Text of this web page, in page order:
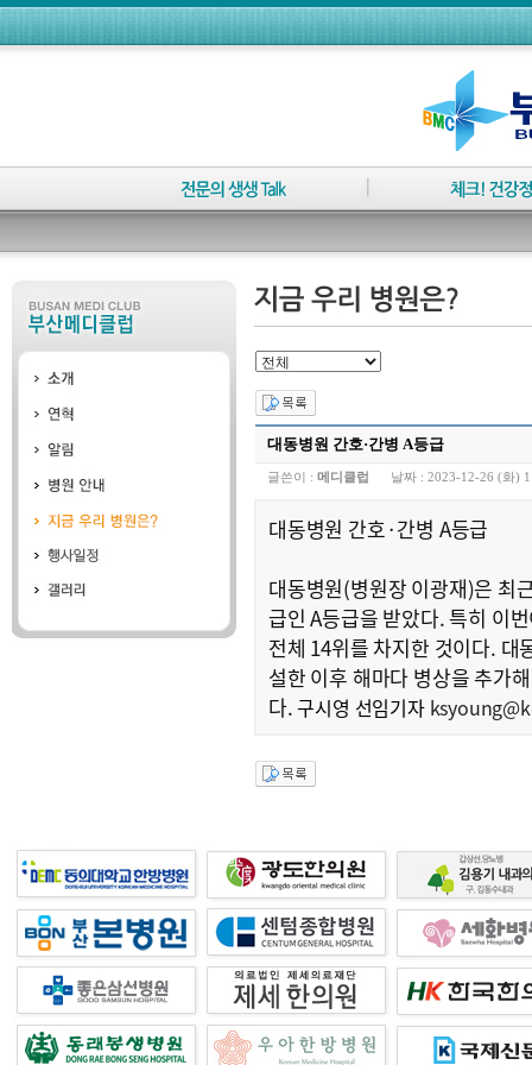
대동병원 간호·간병 A등급
글쓴이 : 메디클럽 날짜 : 2023-12-26 (화)
대동병원 간호·간병 A등급
대동병원(병원장 이광재)은 최
급인 A등급을 받았다. 특히 이
전체 14위를 차지한 것이다. 대
설한 이후 해마다 병상을 추가
다.구시영 선임기자